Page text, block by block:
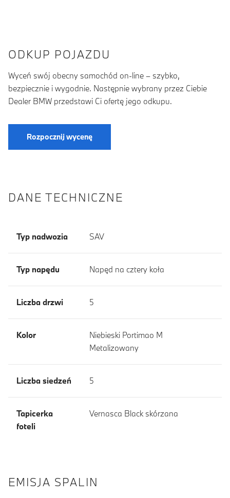
ODKUP POJAZDU
Wyceń swój obecny samochód on-line – szybko,
bezpiecznie i wygodnie. Następnie wybrany przez Ciebie
Dealer BMW przedstawi Ci ofertę jego odkupu.
Rozpocznij wycenę
DANE TECHNICZNE
Typ nadwozia SAV
Typ napędu Napęd na cztery koła
Liczba drzwi 5
Kolor
Niebieski Portimao M
Metalizowany
Liczba siedzeń 5
Tapicerka
foteli
Vernasca Black skórzana
EMISJA SPALIN